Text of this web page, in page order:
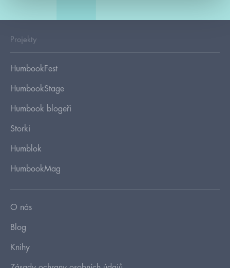
Projekty
HumbookFest
HumbookStage
Humbook blogeři
Storki
Humblok
HumbookMag
O nás
Blog
Knihy